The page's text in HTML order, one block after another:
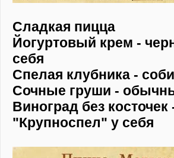
Сладкая пицца
Йогуртовый крем -
себя
Спелая клубника -
Сочные груши -
Виноград без
"Крупноспел" у себя